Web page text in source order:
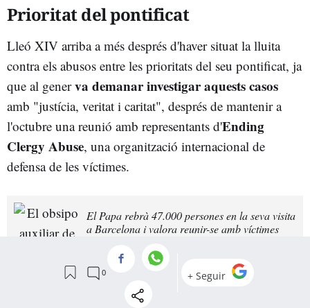
Prioritat del pontificat
Lleó XIV arriba a més després d'haver situat la lluita
contra els abusos entre les prioritats del seu pontificat, ja
que al generva demanar investigar aquests casos
amb "justícia, veritat i caritat", després de mantenir a
l'octubre una reunió amb representants d'Ending
Clergy Abuse, una organització internacional de
defensa de les víctimes.
El Papa rebrà 47.000 persones en la seva visita
a Barcelona i valora reunir-se amb víctimes
La visita coincideix així mateix amb una nova etapa en